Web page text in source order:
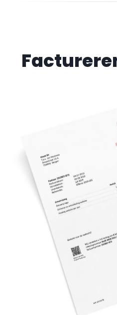
Supersnel
Met slechts
selecteer je de
factuurregels in
Factureren
eenvoudig.
Factuur